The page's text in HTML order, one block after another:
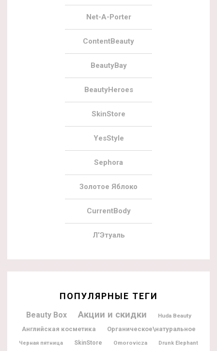
Net-A-Porter
ContentBeauty
BeautyBay
BeautyHeroes
SkinStore
YesStyle
Sephora
Золотое Яблоко
CurrentBody
Л’Этуаль
ПОПУЛЯРНЫЕ ТЕГИ
Beauty Box Акции и скидки Huda Beauty
Английская косметика Органическое\натуральное
Черная пятница SkinStore Omorovicza Drunk Elephant